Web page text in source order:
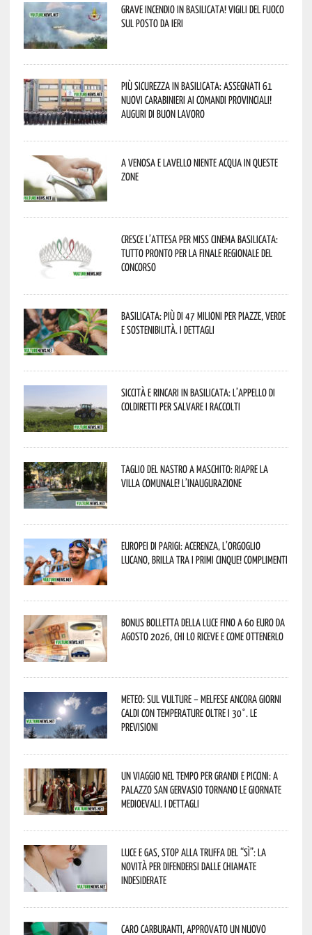
Grave incendio in Basilicata! Vigili del fuoco
sul posto da ieri
Più sicurezza in Basilicata: assegnati 61
nuovi Carabinieri ai Comandi provinciali!
Auguri di buon lavoro
A Venosa e Lavello niente acqua in queste
zone
Cresce l’attesa per Miss Cinema Basilicata:
tutto pronto per la finale regionale del
concorso
Basilicata: più di 47 milioni per piazze, verde
e sostenibilità. I dettagli
Siccità e rincari in Basilicata: l’appello di
Coldiretti per salvare i raccolti
Taglio del nastro a Maschito: riapre la
Villa Comunale! L’inaugurazione
Europei di Parigi: Acerenza, l’orgoglio
lucano, brilla tra i primi cinque! Complimenti
Bonus bolletta della luce fino a 60 euro da
agosto 2026, chi lo riceve e come ottenerlo
Meteo: sul Vulture – melfese ancora giorni
caldi con temperature oltre i 30°. Le
previsioni
Un viaggio nel tempo per grandi e piccini: a
Palazzo San Gervasio tornano le Giornate
Medioevali. I dettagli
Luce e gas, stop alla truffa del “Sì”: la
novità per difendersi dalle chiamate
indesiderate
Caro carburanti, approvato un nuovo